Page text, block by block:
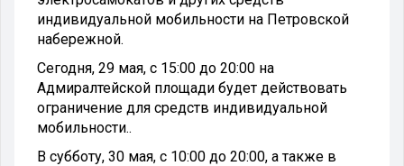
индивидуальной мобильности на Петровской
набережной.
Сегодня, 29 мая, с 15:00 до 20:00 на
Адмиралтейской площади будет действовать
ограничение для средств индивидуальной
мобильности..
В субботу, 30 мая, с 10:00 до 20:00, а также в